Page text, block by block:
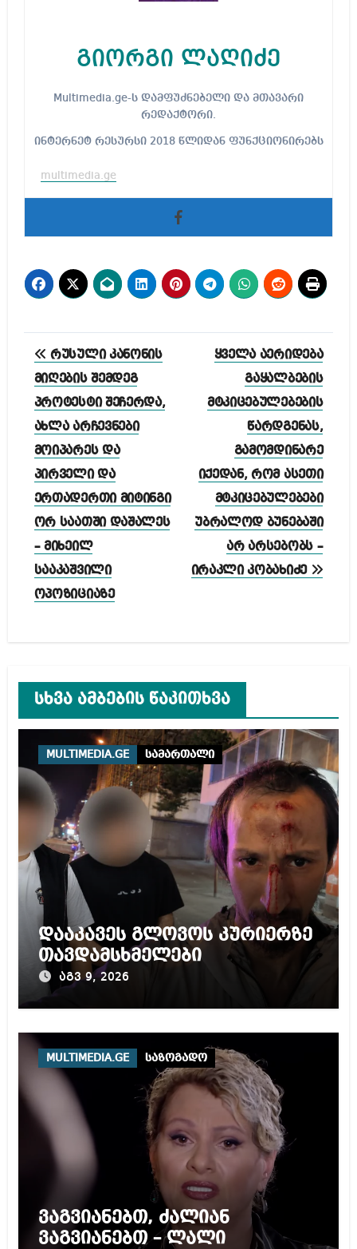
გიორგი ლაღიძე
Multimedia.ge-ს დამფუძნებელი და მთავარი
რედაქტორი.
ინტერნეტ რესურსი 2018 წლიდან ფუნქციონირებს
multimedia.ge
პოსტის
ნავიგაცია
რუსული კანონის
მიღების შემდეგ
პროტესტი შეჩერდა,
ახლა არჩევნები
მოიპარეს და
პირველი და
ერთადერთი მიტინგი
ორ საათში დაშალეს
– მიხეილ
სააკაშვილი
ოპოზიციაზე
ყველა აერიდება
გაყალბების
მტკიცებულებების
წარდგენას,
გამომდინარე
იქედან, რომ ასეთი
მტკიცებულებები
უბრალოდ ბუნებაში
არ არსებობს –
ირაკლი კობახიძე
სხვა ამბების წაკითხვა
MULTIMEDIA.GE სამართალი
დააკავეს გლოვოს კურიერზე
თავდამსხმელები
აგვ 9, 2026
MULTIMEDIA.GE საზოგადო
ვაგვიანებთ, ძალიან
ვაგვიანებთ – ლალი